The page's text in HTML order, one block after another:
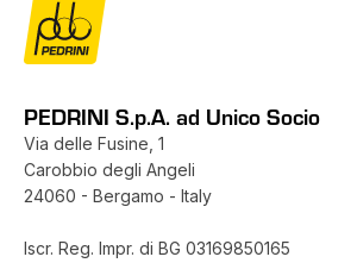
PEDRINI S.p.A. ad Unico Socio
Via delle Fusine, 1
Carobbio degli Angeli
24060 - Bergamo - Italy
Iscr. Reg. Impr. di BG 03169850165